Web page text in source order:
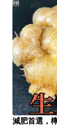
減肥首選，
PR